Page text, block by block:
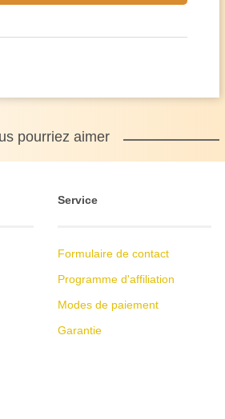
pourriez aimer
Service
Formulaire de contact
Programme d'affiliation
Modes de paiement
Garantie